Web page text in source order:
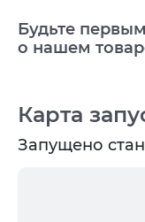
Карта
Запущено
Будьте
о нашем